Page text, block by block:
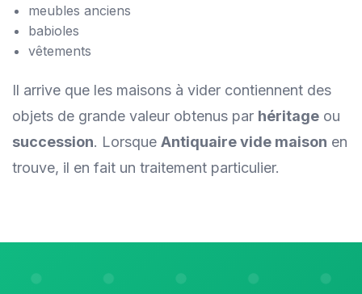
meubles anciens
babioles
vêtements
Il arrive que les maisons à vider contiennent des
objets de grande valeur obtenus par héritage ou
succession. Lorsque Antiquaire vide maison en
trouve, il en fait un traitement particulier.